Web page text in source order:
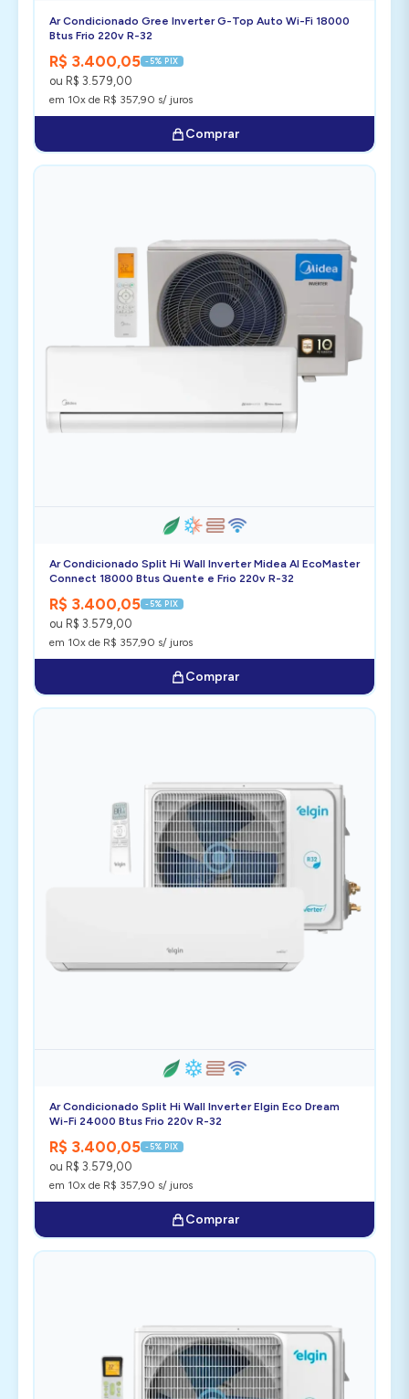
Ar Condicionado Gree Inverter G-Top Auto Wi-Fi 18000
Btus Frio 220v R-32
R$ 3.400,05 -5% PIX
ou R$ 3.579,00
em 10x de R$ 357,90 s/ juros
Comprar
Ar Condicionado Split Hi Wall Inverter Midea AI EcoMaster
Connect 18000 Btus Quente e Frio 220v R-32
R$ 3.400,05 -5% PIX
ou R$ 3.579,00
em 10x de R$ 357,90 s/ juros
Comprar
Ar Condicionado Split Hi Wall Inverter Elgin Eco Dream
Wi-Fi 24000 Btus Frio 220v R-32
R$ 3.400,05 -5% PIX
ou R$ 3.579,00
em 10x de R$ 357,90 s/ juros
Comprar